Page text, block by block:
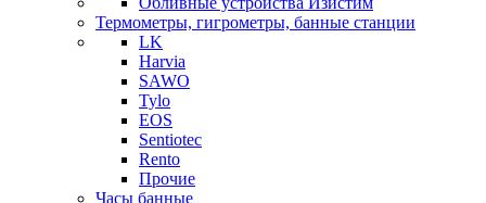
Термометры, гигрометры, банные станции
LK
Harvia
SAWO
Tylo
EOS
Sentiotec
Rento
Прочие
Часы банные